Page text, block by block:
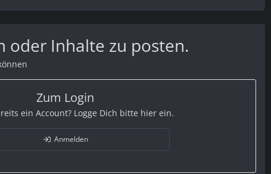
oder Inhalte zu posten.
Zum Login
ein Account? Logge Dich bitte hier ein.
Anmelden